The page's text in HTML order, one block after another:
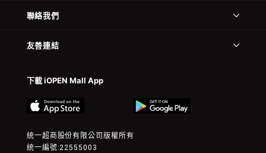
聯絡我們
友善連結
下載 iOPEN Mall App
統一超商股份有限公司版權所有
統一編號:22555003